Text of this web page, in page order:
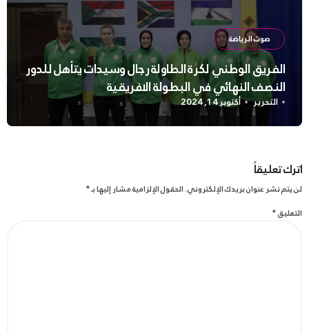
صوت الرياضة
الفريق الوطني لكرة الطاولة رجال وسيدات يتأهل للدور
النصف النهائي في البطولة الافريقية
التحرير أكتوبر 14, 2024
اترك تعليقاً
لن يتم نشر عنوان بريدك الإلكتروني.الحقول الإلزامية مشار إليها بـ*
التعليق*